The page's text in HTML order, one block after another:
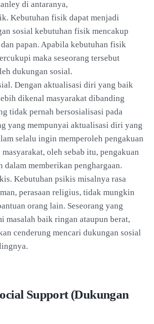
di antaranya,
Kebutuhan fisik dapat menjadi
sosial kebutuhan fisik mencakup
dan papan. Apabila kebutuhan fisik
maka seseorang tersebut
dukungan sosial.
Dengan aktualisasi diri yang baik
dikenal masyarakat dibanding
tidak pernah bersosialisasi pada
yang mempunyai aktualisasi diri yang
selalu ingin memperoleh pengakuan
oleh sebab itu, pengakuan
dalam memberikan penghargaan.
Kebutuhan psikis misalnya rasa
perasaan religius, tidak mungkin
orang lain. Seseorang yang
masalah baik ringan ataupun berat,
cenderung mencari dukungan sosial
Support (Dukungan